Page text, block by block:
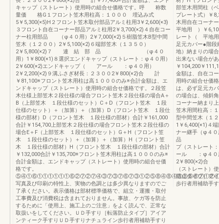
キャップ（ストレート）使用時の組合せ価格です。呼 称数
量価 格G１フロント笠木用柱高：１０００ 埋込み式
5￥5,300(×5)H２フロント笠木取付部品アルミ柱用3￥2,600(×3)
３フロント自在コーナー部品アルミ柱用2￥3,700(×2)４自在コー
ナー柱用部品 （φ４０用）2￥7,000(×2)５樹脂笠木B型中間
笠木（１２００）2￥5,100(×2)６端部笠木（１３５０）
2￥5,800(×2)７ 連 結 部 品 （φ４０
用）1￥800(×1)８選択エンドキャップ（ストレート：φ４０用）
2￥600(×2)エンドキャップ（ アール ：φ４０用）
2￥2,200(×2)９溝ふさぎ材長：２３００2￥800(×2)合 計
￥81,100※フロント笠木用柱は高１０００のみ※合計金額は、エ
ンドキャップ（ストレート）使用時の組合せ価格です。２段笠
木仕様上部笠木２段仕様の場合フロント笠木２段仕様の場合A＋
B（上部笠木 １段仕様のセット）C＋D（フロント笠木 １段
仕様のセット）＋（加算）＋（加算）D（フロント笠木 １段仕
様の部材）D（フロント笠木 １段仕様の部材）合計￥161,000
合計￥154,700上部笠木２段仕様の場合フロント笠木２段仕様の
場合E＋F（上部笠木 １段仕様のセット）G＋H（フロント笠
木 １段仕様のセット）＋（加算）＋（加算）H（フロント笠
木 １段仕様の部材）H（フロント笠木 １段仕様の部材）合計
￥132,000合計￥135,700※フロント笠木用柱は高１０００のみ※
合計金額は、エンドキャップ（ストレート）使用時の組合せ価
格です。
写真及び印刷の特性上、実物の色調とは多少異なりますのでご
了承ください。表示価格は部材標準価格で、組立・運搬・取付
工事費及び消費税は含まれておりません。事故、ケガ等を防止
するために「使用上、施工上のご注意」をよく読んで、正常な
取扱いをしてください。ＵＤ手すり［転落防止タイプ］アイア
ンティーク手すりＵＤ手すりナチュライン歩行者用補助手すり
部笠木用間柱（
プレート式）￥
木用自在コーナ
平地用 ）￥
レート（ 平地
足元カバー●階
地）納まりの場
出来ない場合が
￥104,200￥
金額は、自在コ
用時の組合せ価
は、必ず足元カ
の場合は、傾斜
コーナー納ま
笠木用間柱高：
型中間笠木（１
1￥6,400(×1)４
ナー継手（φ
品 （φ４０
プ（ストレート
ール ：φ４０用
2￥800(×2)合
（ストレート）
防止タイプ］ア
歩行者用補助手